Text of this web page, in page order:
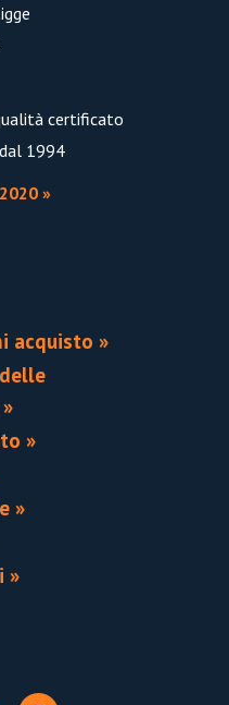
certificato
1994
»
acquisto »
»
»
»